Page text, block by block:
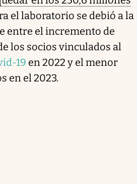
el laboratorio se debió a la
entre el incremento de
los socios vinculados al
19 en 2022 y el menor
en el 2023.